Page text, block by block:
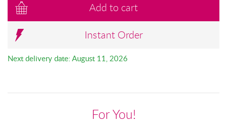
Add to cart
Instant Order
Next delivery date: August 11, 2026
For You!